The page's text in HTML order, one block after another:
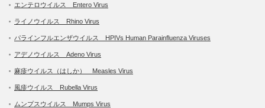
エンテロウイルス Entero Virus
ライノウイルス Rhino Virus
パラインフルエンザウイルス HPIVs Human Parainfluenza Viruses
アデノウイルス Adeno Virus
麻疹ウイルス（はしか） Measles Virus
風疹ウイルス Rubella Virus
ムンプスウイルス Mumps Virus